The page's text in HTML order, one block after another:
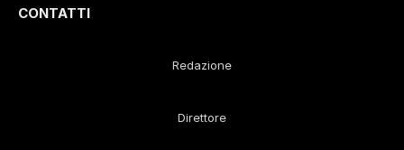
CONTATTI
Redazione
Direttore